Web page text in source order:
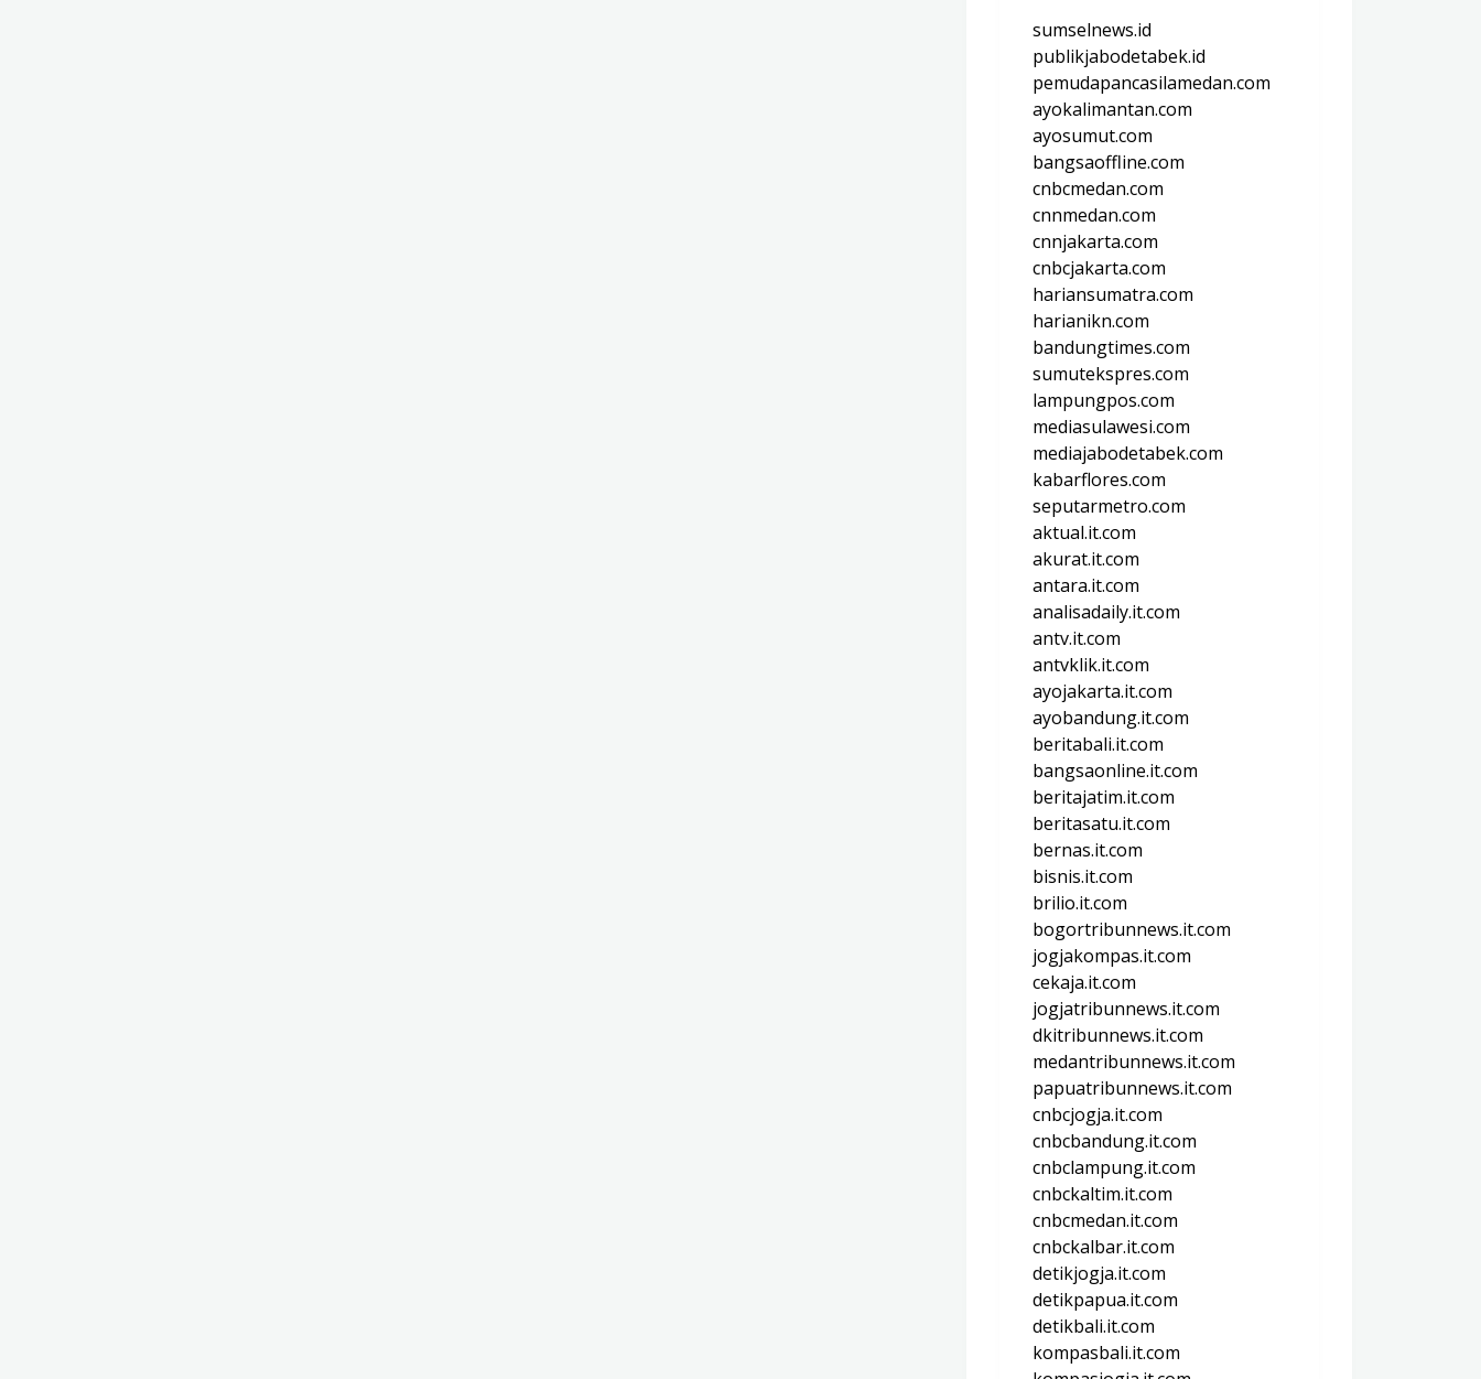
sumselnews.id
publikjabodetabek.id
pemudapancasilamedan.com
ayokalimantan.com
ayosumut.com
bangsaoffline.com
cnbcmedan.com
cnnmedan.com
cnnjakarta.com
cnbcjakarta.com
hariansumatra.com
harianikn.com
bandungtimes.com
sumutekspres.com
lampungpos.com
mediasulawesi.com
mediajabodetabek.com
kabarflores.com
seputarmetro.com
aktual.it.com
akurat.it.com
antara.it.com
analisadaily.it.com
antv.it.com
antvklik.it.com
ayojakarta.it.com
ayobandung.it.com
beritabali.it.com
bangsaonline.it.com
beritajatim.it.com
beritasatu.it.com
bernas.it.com
bisnis.it.com
brilio.it.com
bogortribunnews.it.com
jogjakompas.it.com
cekaja.it.com
jogjatribunnews.it.com
dkitribunnews.it.com
medantribunnews.it.com
papuatribunnews.it.com
cnbcjogja.it.com
cnbcbandung.it.com
cnbclampung.it.com
cnbckaltim.it.com
cnbcmedan.it.com
cnbckalbar.it.com
detikjogja.it.com
detikpapua.it.com
detikbali.it.com
kompasbali.it.com